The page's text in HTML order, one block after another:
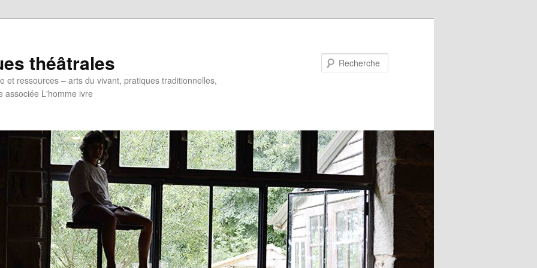
théâtrales
et ressources – arts du vivant, pratiques traditionnelles,
associée L'homme ivre